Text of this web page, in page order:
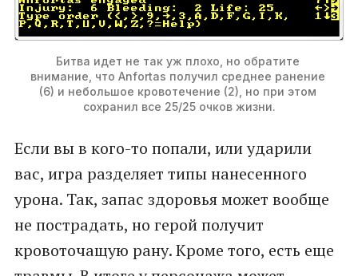
Битва идет не так уж плохо, но обратите
внимание, что Anfortas получил среднее ранение
(6) и небольшое кровотечение (2), но при этом
сохранил все 25/25 очков жизни.
Если вы в кого-то попали, или ударили
вас, игра разделяет типы нанесенного
урона. Так, запас здоровья может вообще
не пострадать, но герой получит
кровоточащую рану. Кроме того, есть еще